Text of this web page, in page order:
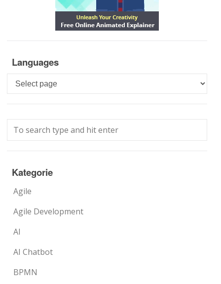
Languages
Languages
Kategorie
Agile
Agile Development
AI
AI Chatbot
BPMN